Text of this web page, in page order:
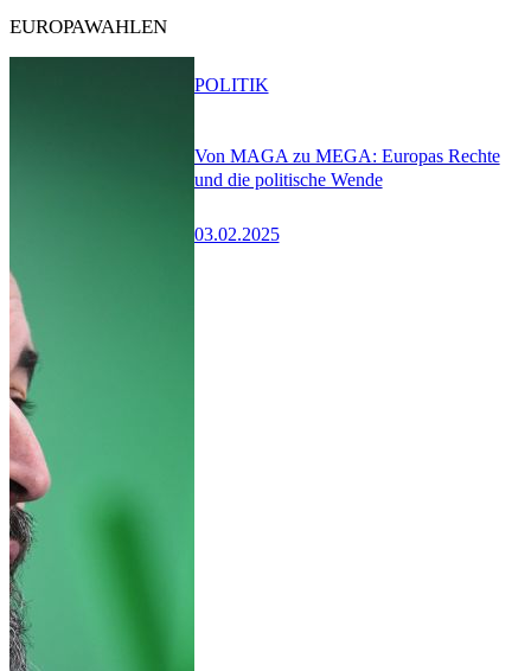
EUROPAWAHLEN
Von MAGA zu MEGA: Europas Rechte
und die politische Wende
03.02.2025
POLITIK